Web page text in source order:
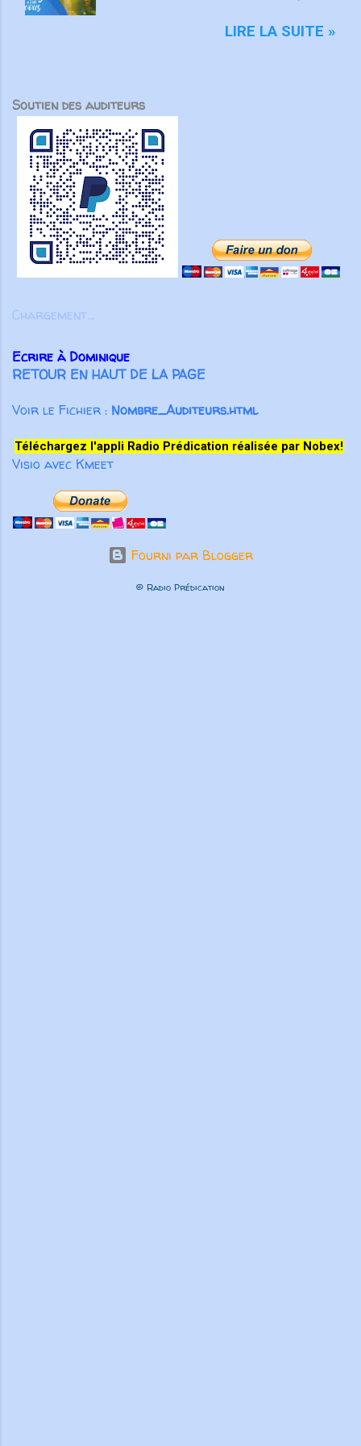
choses d'en haut, non sur les
choses terrestres" - Colossiens
énergique, ICF Worship présente
"Only You" , une toute nouvelle
chanson qui fait place à l'adoration
et à la contemplation. Le deuxième
single de leur prochain EP de
printemps "Here's To The One We
Love", ICF Worship décrit la
nouvelle chanson comme "une
chanson de repentance et un cri du
cœur qui nous ramène à notre
merveilleux que vous n’avez pas
Gass Démarrer l'expérience
SELAH Get new posts by email:
Subscribe
LIRE LA SUITE »
Soutien des auditeurs
Chargement...
Ecrire à Dominique
RETOUR EN HAUT DE LA PAGE
Voir le Fichier : Nombre_Auditeurs.html
Téléchargez l'appli Radio Prédication réalisée par Nobex!
Visio avec Kmeet
Fourni par Blogger
© Radio Prédication